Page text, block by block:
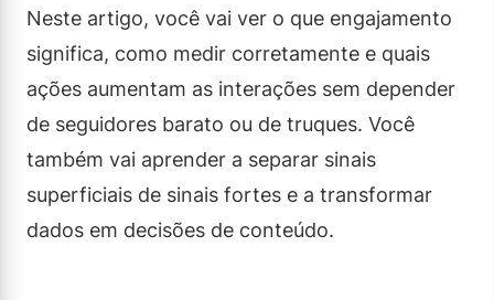
Neste artigo, você vai ver o que engajamento
significa, como medir corretamente e quais
ações aumentam as interações sem depender
de seguidores barato ou de truques. Você
também vai aprender a separar sinais
superficiais de sinais fortes e a transformar
dados em decisões de conteúdo.